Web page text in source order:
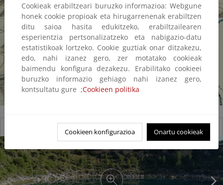
Complejo Lagunar de las Torcas de Cañada Hoyo
Cookieak erabiltzeari buruzko informazioa: Webgune
honek cookie propioak eta hirugarrenenak erabiltzen
ditu saioa hasita edukitzeko, erabiltzailearen
esperientzia pertsonalizatzeko eta nabigazio-datu
estatistikoak lortzeko. Cookie guztiak onar ditzakezu,
edo, nahi izanez gero, zer motatako cookieak
baimendu konfigura dezakezu. Erabilitako cookieei
buruzko informazio gehiago nahi izanez gero,
kontsultatu gure ;Cookieen politika
Cookieen konfigurazioa Onartu cookieak